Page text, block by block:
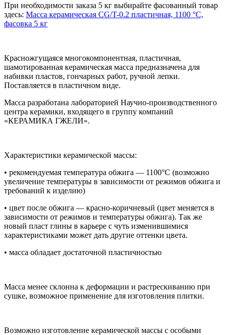
При необходимости заказа 5 кг выбирайте фасованный товар
здесь: Масса керамическая CG/T-0.2 пластичная, 1100 °С,
фасовка 5 кг
Красножгущаяся многокомпонентная, пластичная,
шамотированная керамическая масса предназначена для
набивки пластов, гончарных работ, ручной лепки.
Поставляется в пластичном виде.
Масса разработана лабораторией Научно-производственного
центра керамики, входящего в группу компаний
«КЕРАМИКА ГЖЕЛИ».
Характеристики керамической массы:
• рекомендуемая температура обжига — 1100°С (возможно
увеличение температуры в зависимости от режимов обжига и
требований к изделию)
• цвет после обжига — красно-коричневый (цвет меняется в
зависимости от режимов и температуры обжига). Так же
новый пласт глины в карьере с чуть изменившимися
характеристиками может дать другие оттенки цвета.
• масса обладает достаточной пластичностью
Масса менее склонна к деформации и растрескиванию при
сушке, возможное применение для изготовления плитки.
Возможно изготовление керамической массы с особыми